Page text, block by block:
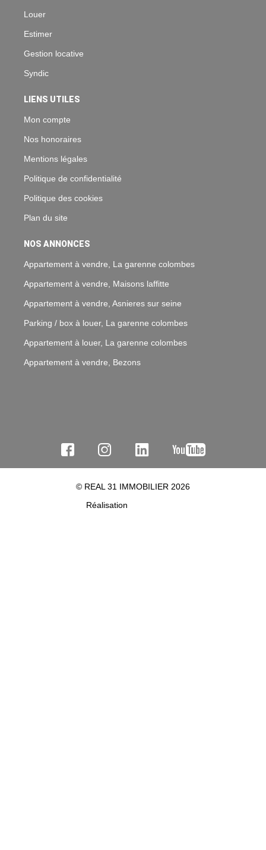
Louer
Estimer
Gestion locative
Syndic
LIENS UTILES
Mon compte
Nos honoraires
Mentions légales
Politique de confidentialité
Politique des cookies
Plan du site
NOS ANNONCES
Appartement à vendre, La garenne colombes
Appartement à vendre, Maisons laffitte
Appartement à vendre, Asnieres sur seine
Parking / box à louer, La garenne colombes
Appartement à louer, La garenne colombes
Appartement à vendre, Bezons
© REAL 31 IMMOBILIER 2026
Réalisation